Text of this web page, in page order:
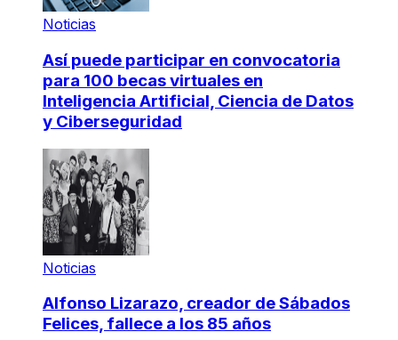
Noticias
Así puede participar en convocatoria
para 100 becas virtuales en
Inteligencia Artificial, Ciencia de Datos
y Ciberseguridad
Noticias
Alfonso Lizarazo, creador de Sábados
Felices, fallece a los 85 años